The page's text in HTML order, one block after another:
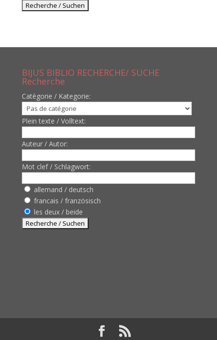
BIJUS BIBLIO RECHERCHE/ SUCHE
Recherche
Catègorie / Kategorie:
Plein texte / Volltext:
Auteur / Autor:
Mot clef / Schlagwort:
allemand / deutsch
francais / französisch
les deux / beide